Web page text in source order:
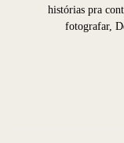
histórias pra
fotografar,